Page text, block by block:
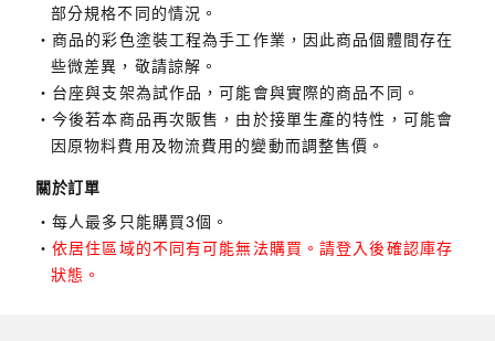
部分規格不同的情況。
商品的彩色塗裝工程為手工作業，因此商品個體間存在
些微差異，敬請諒解。
台座與支架為試作品，可能會與實際的商品不同。
今後若本商品再次販售，由於接單生產的特性，可能會
因原物料費用及物流費用的變動而調整售價。
關於訂單
每人最多只能購買3個。
依居住區域的不同有可能無法購買。請登入後確認庫存
狀態。